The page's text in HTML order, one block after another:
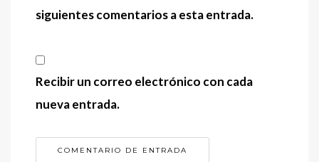
siguientes comentarios a esta entrada.
Recibir un correo electrónico con cada
nueva entrada.